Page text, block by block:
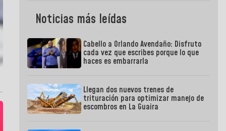
Noticias más leídas
Cabello a Orlando Avendaño: Disfruto
cada vez que escribes porque lo que
haces es embarrarla
Llegan dos nuevos trenes de
trituración para optimizar manejo de
escombros en La Guaira